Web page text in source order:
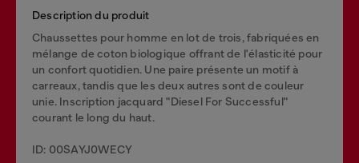
Description du produit
Chaussettes pour homme en lot de trois, fabriquées en
mélange de coton biologique offrant de l'élasticité pour
un confort quotidien. Une paire présente un motif à
carreaux, tandis que les deux autres sont de couleur
unie. Inscription jacquard "Diesel For Successful"
courant le long du haut.
ID: 00SAYJ0WECY